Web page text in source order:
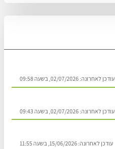
עודכן לאחרונה: 02/07/2026, בשעה 09:58
עודכן לאחרונה: 02/07/2026, בשעה 09:43
עודכן לאחרונה: 15/06/2026, בשעה 11:55